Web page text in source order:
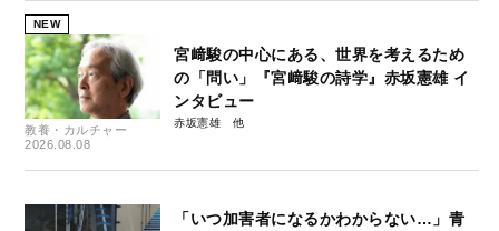
NEW
教養・カルチャー
2026.08.08
宮﨑駿の中心にある、世界を考えるため
の「問い」『宮﨑駿の詩学』赤坂憲雄 イ
ンタビュー
赤坂憲雄
「いつ加害者になるかわからない…」青